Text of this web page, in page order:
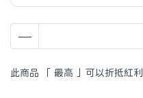
此商品 「 最高 」可以折抵紅利